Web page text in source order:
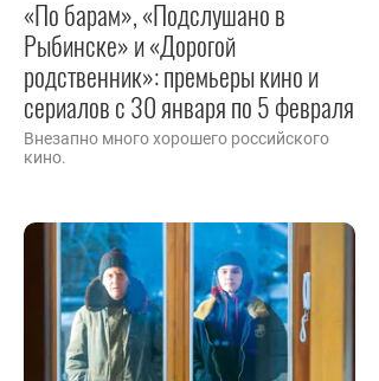
«По барам», «Подслушано в
Рыбинске» и «Дорогой
родственник»: премьеры кино и
сериалов с 30 января по 5 февраля
Внезапно много хорошего российского
кино.